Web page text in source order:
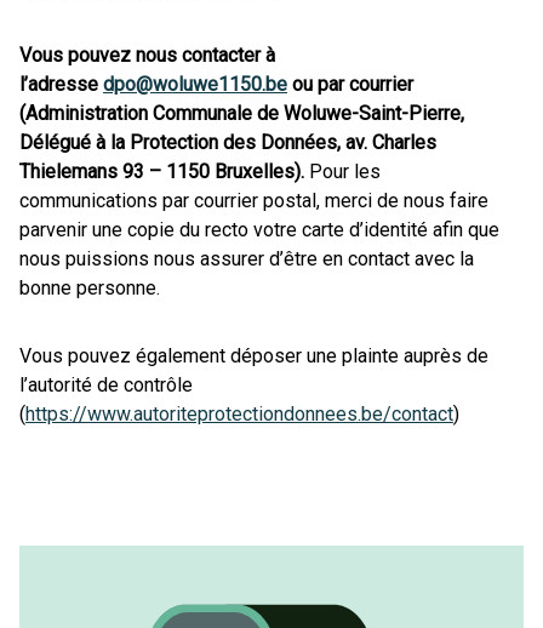
Vous pouvez nous contacter à
l’adresse dpo@woluwe1150.be ou par courrier
(Administration Communale de Woluwe-Saint-Pierre,
Délégué à la Protection des Données, av. Charles
Thielemans 93 – 1150 Bruxelles). Pour les
communications par courrier postal, merci de nous faire
parvenir une copie du recto votre carte d’identité afin que
nous puissions nous assurer d’être en contact avec la
bonne personne.
Vous pouvez également déposer une plainte auprès de
l’autorité de contrôle
(https://www.autoriteprotectiondonnees.be/contact)